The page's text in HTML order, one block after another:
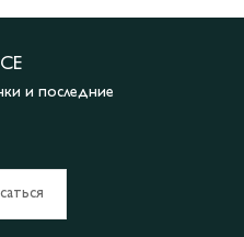
и последние